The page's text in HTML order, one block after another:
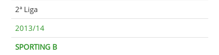
2ª Liga
2013/14
SPORTING B